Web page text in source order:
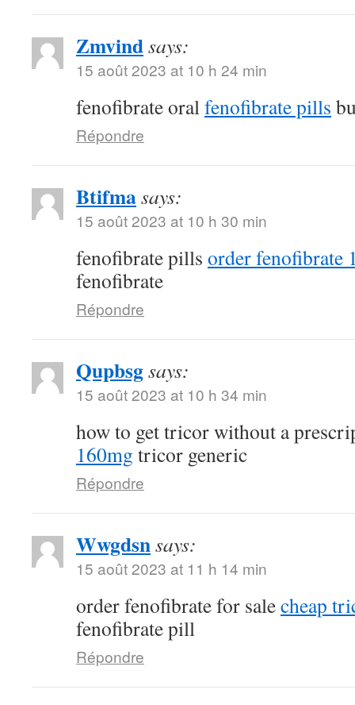
Zmvindsays:
15 août 2023 at 10 h 24 min
fenofibrate oralfenofibrate pills
Répondre
Btifmasays:
15 août 2023 at 10 h 30 min
fenofibrate pills order fenofibrate
fenofibrate
Répondre
Qupbsgsays:
15 août 2023 at 10 h 34 min
how to get tricor without a
160mg tricor generic
Répondre
Wwgdsnsays:
15 août 2023 at 11 h 14 min
order fenofibrate for salecheap
fenofibrate pill
Répondre